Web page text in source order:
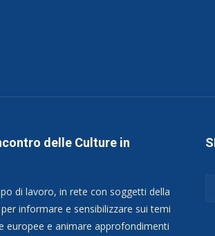
delle Culture in
di lavoro, in rete con soggetti della
informare e sensibilizzare sui temi
europee e animare approfondimenti